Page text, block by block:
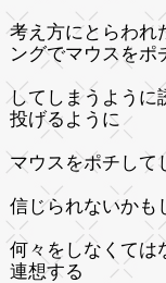
考え方にとらわ
ングでマウスをポ
してしまうよう
投げるように
マウスをポチし
信じられないか
何々をしなくて
連想する